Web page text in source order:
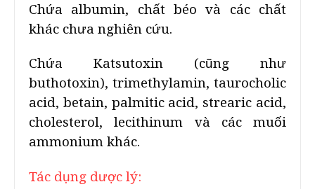
Chứa albumin, chất béo và các chất
khác chưa nghiên cứu.
Chứa Katsutoxin (cũng như
buthotoxin), trimethylamin, taurocholic
acid, betain, palmitic acid, strearic acid,
cholesterol, lecithinum và các muối
ammonium khác.
Tác dụng dược lý: